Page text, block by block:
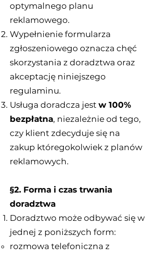
optymalnego planu
reklamowego.
Wypełnienie formularza
zgłoszeniowego oznacza chęć
skorzystania z doradztwa oraz
akceptację niniejszego
regulaminu.
Usługa doradcza jest w 100%
bezpłatna, niezależnie od tego,
czy klient zdecyduje się na
zakup któregokolwiek z planów
reklamowych.
§2. Forma i czas trwania
doradztwa
Doradztwo może odbywać się w
jednej z poniższych form:
rozmowa telefoniczna z